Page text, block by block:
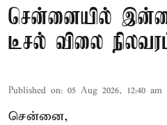
சென்னையில்
டீசல் விலை
Published on: 05 Aug 2026, 12:40 am
சென்னை,